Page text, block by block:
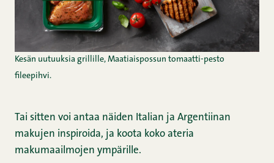
Kesän uutuuksia grillille, Maatiaispossun tomaatti-pesto
fileepihvi.
Tai sitten voi antaa näiden Italian ja Argentiinan
makujen inspiroida, ja koota koko ateria
makumaailmojen ympärille.